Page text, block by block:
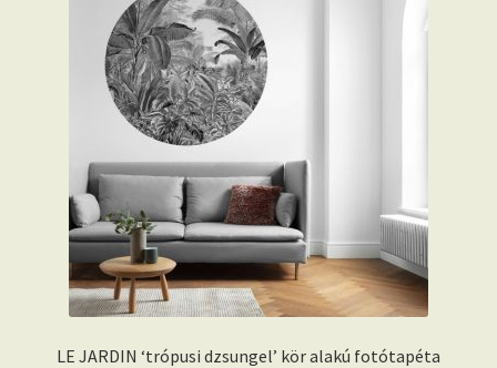
LE JARDIN ‘trópusi dzsungel’ kör alakú fotótapéta